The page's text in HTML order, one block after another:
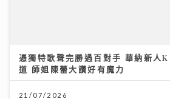
憑獨特歌聲完勝過百對手 華納新人
道 師姐陳蕾大讚好有魔力
21/07/2026